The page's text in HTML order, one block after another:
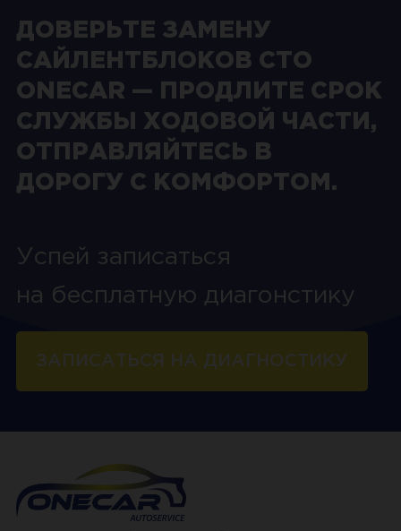
ДОВЕРЬТЕ ЗАМЕНУ
САЙЛЕНТБЛОКОВ СТО
ONECAR — ПРОДЛИТЕ СРОК
СЛУЖБЫ ХОДОВОЙ ЧАСТИ,
ОТПРАВЛЯЙТЕСЬ В
ДОРОГУ С КОМФОРТОМ.
Успей записаться
на бесплатную диагонстику
ЗАПИСАТЬСЯ НА ДИАГНОСТИКУ